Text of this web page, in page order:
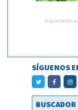
SÍGUENOS
BUSCADOR